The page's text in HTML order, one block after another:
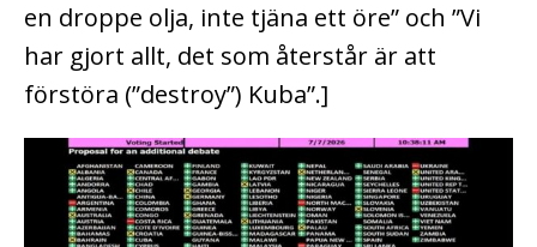
en droppe olja, inte tjäna ett öre” och ”Vi
har gjort allt, det som återstår är att
förstöra (”destroy”) Kuba”.]